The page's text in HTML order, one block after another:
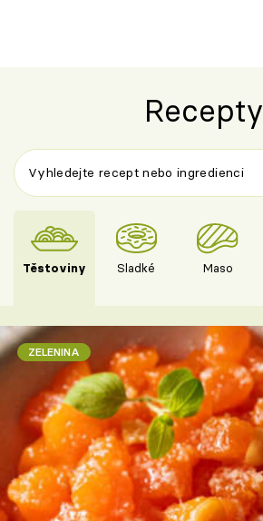
Recepty
Těstoviny Sladké Maso
ZELENINA